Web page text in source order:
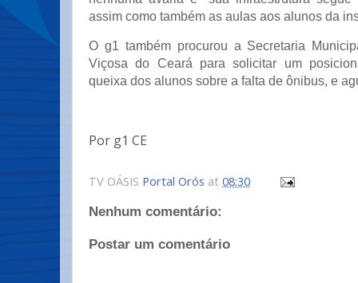
assim como também as aulas aos alunos da
O g1 também procurou a Secretaria
Viçosa do Ceará para solicitar um
queixa dos alunos sobre a falta de ônibus, e
Por g1 CE
TV OÁSIS Portal Orós at 08:30
Nenhum comentário:
Postar um comentário